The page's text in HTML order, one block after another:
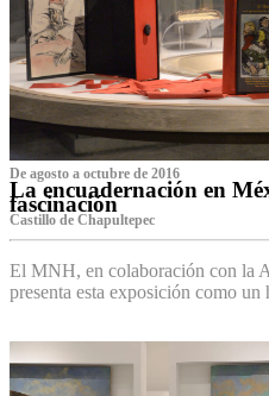
De agosto a octubre de 2016
La encuadernación en
fascinación
Castillo de Chapultepec
El MNH, en colaboración con la
presenta esta exposición como